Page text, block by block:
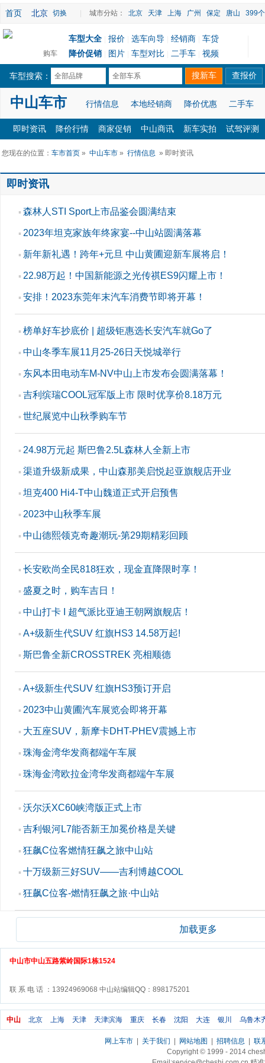
首页 北京 切换 城市分站： 北京 天津 上海 广州 保定 唐山 399
购车
车型大全 报价 选车向导 经销商
车贷
降价促销
图片 车型对比 二手车 视频
车型搜索： 全部品牌 全部车系
中山车市 行情信息 本地经销商 降价优惠 二手车
即时资讯 降价行情 商家促销 中山商讯 新车实拍 试驾评测
您现在的位置： 车市首页 » 中山车市 » 行情信息 » 即时资讯
即时资讯
▪ 森林人STI Sport上市品鉴会圆满结束
▪ 2023年坦克家族年终家宴--中山站圆满落幕
▪ 新年新礼遇！跨年+元旦 中山黄圃迎新车展将启！
▪ 22.98万起！中国新能源之光传祺ES9闪耀上市！
▪ 安排！2023东莞年末汽车消费节即将开幕！
▪ 榜单好车抄底价 | 超级钜惠选长安汽车就Go了
▪ 中山冬季车展11月25-26日天悦城举行
▪ 东风本田电动车M-NV中山上市发布会圆满落幕！
▪ 吉利缤瑞COOL冠军版上市 限时优享价8.18万元
▪ 世纪展览中山秋季购车节
▪ 24.98万元起 斯巴鲁2.5L森林人全新上市
▪ 渠道升级新成果，中山森那美启悦起亚旗舰店开业
▪ 坦克400 Hi4-T中山魏道正式开启预售
▪ 2023中山秋季车展
▪ 中山德熙领克奇趣潮玩-第29期精彩回顾
▪ 长安欧尚全民818狂欢，现金直降限时享！
▪ 盛夏之时，购车吉日！
▪ 中山打卡 I 超气派比亚迪王朝网旗舰店！
▪ A+级新生代SUV 红旗HS3 14.58万起!
▪ 斯巴鲁全新CROSSTREK 亮相顺德
▪ A+级新生代SUV 红旗HS3预订开启
▪ 2023中山黄圃汽车展览会即将开幕
▪ 大五座SUV，新摩卡DHT-PHEV震撼上市
▪ 珠海金湾华发商都端午车展
▪ 珠海金湾欧拉金湾华发商都端午车展
▪ 沃尔沃XC60峡湾版正式上市
▪ 吉利银河L7能否新王加冕价格是关键
▪ 狂飙C位客燃情狂飙之旅中山站
▪ 十万级新三好SUV——吉利博越COOL
▪ 狂飙C位客-燃情狂飙之旅·中山站
加载更多
中山市中山五路紫岭国际1栋1524
联 系 电 话 ：13924969068 中山站编辑QQ：898175201
中山 北京 上海 天津 天津滨海 重庆 长春 沈阳 大连 银川 乌鲁木
网上车市| 关于我们 网站地图 招聘信息
联
Copyright © 1999 - 2014